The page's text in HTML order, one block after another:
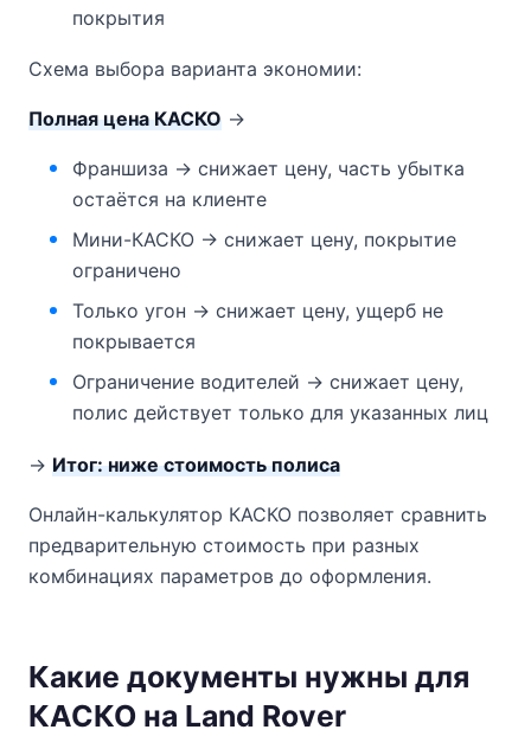
покрытия
Схема выбора варианта экономии:
Полная цена КАСКО →
Франшиза → снижает цену, часть убытка
остаётся на клиенте
Мини-КАСКО → снижает цену, покрытие
ограничено
Только угон → снижает цену, ущерб не
покрывается
Ограничение водителей → снижает цену,
полис действует только для указанных лиц
→ Итог: ниже стоимость полиса
Онлайн-калькулятор КАСКО позволяет сравнить
предварительную стоимость при разных
комбинациях параметров до оформления.
Какие документы нужны для
КАСКО на Land Rover